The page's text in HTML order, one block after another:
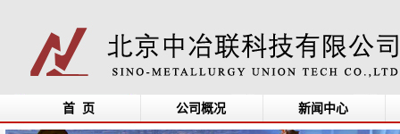
首 页 公司概况 新闻中心